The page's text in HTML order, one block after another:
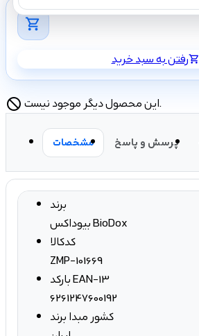
shopping_cart
رفتن به سبد خریدshopping_cart
block این محصول دیگر موجود نیست.
مشخصات پرسش و پاسخ
برند
بیوداکس BioDox
کدکالا
ZMP-101669
بارکد EAN-13
6261247600192
کشور مبدا برند